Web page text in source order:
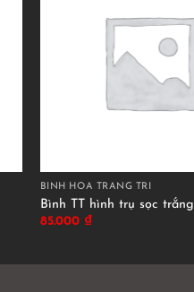
BÌNH HOA TRANG TRÍ
Bình TT hình trụ sọc trắng
85.000 ₫